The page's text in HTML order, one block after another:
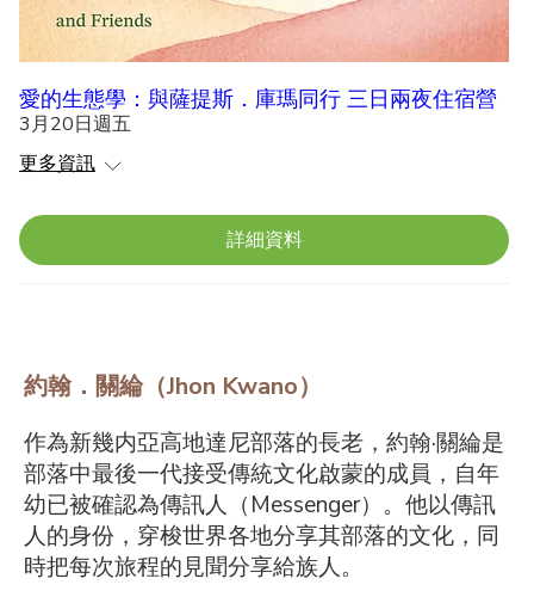
愛的生態學：與薩提斯．庫瑪同行 三日兩夜住宿營
3月20日週五
更多資訊
詳細資料
約翰．關綸（Jhon Kwano）
作為新幾内亞高地達尼部落的長老，約翰·關綸是
部落中最後一代接受傳統文化啟蒙的成員，自年
幼已被確認為傳訊人（Messenger）。他以傳訊
人的身份，穿梭世界各地分享其部落的文化，同
時把每次旅程的見聞分享給族人。